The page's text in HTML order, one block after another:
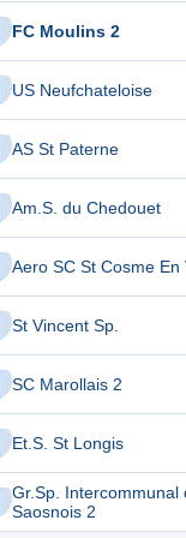
FC Moulins 2
US Neufchateloise
AS St Paterne
Am.S. du Chedouet
Aero SC St Cosme En
St Vincent Sp.
SC Marollais 2
Et.S. St Longis
Gr.Sp. Intercommunal
Saosnois 2